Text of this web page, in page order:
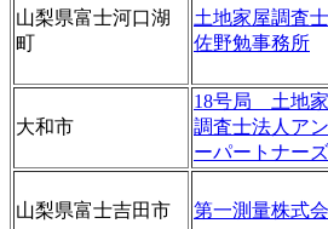
山梨県富士河口湖
町
土地家屋調査
佐野勉事務所
大和市
18号局 土地
調査士法人ア
ーパートナーズ
山梨県富士吉田市 第一測量株式